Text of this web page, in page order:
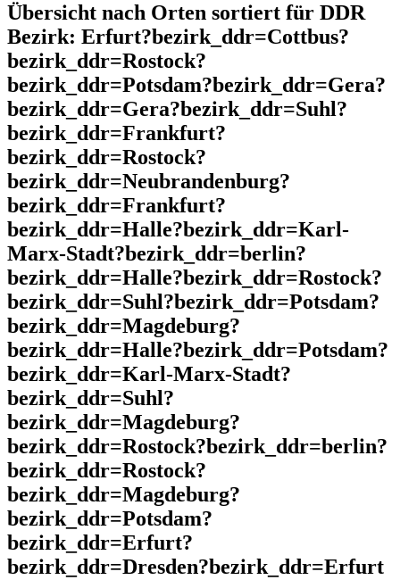
Übersicht nach Orten sortiert für DDR
Bezirk: Erfurt?bezirk_ddr=Cottbus?
bezirk_ddr=Rostock?
bezirk_ddr=Potsdam?bezirk_ddr=Gera?
bezirk_ddr=Gera?bezirk_ddr=Suhl?
bezirk_ddr=Frankfurt?
bezirk_ddr=Rostock?
bezirk_ddr=Neubrandenburg?
bezirk_ddr=Frankfurt?
bezirk_ddr=Halle?bezirk_ddr=Karl-
Marx-Stadt?bezirk_ddr=berlin?
bezirk_ddr=Halle?bezirk_ddr=Rostock?
bezirk_ddr=Suhl?bezirk_ddr=Potsdam?
bezirk_ddr=Magdeburg?
bezirk_ddr=Halle?bezirk_ddr=Potsdam?
bezirk_ddr=Karl-Marx-Stadt?
bezirk_ddr=Suhl?
bezirk_ddr=Magdeburg?
bezirk_ddr=Rostock?bezirk_ddr=berlin?
bezirk_ddr=Rostock?
bezirk_ddr=Magdeburg?
bezirk_ddr=Potsdam?
bezirk_ddr=Erfurt?
bezirk_ddr=Dresden?bezirk_ddr=Erfurt